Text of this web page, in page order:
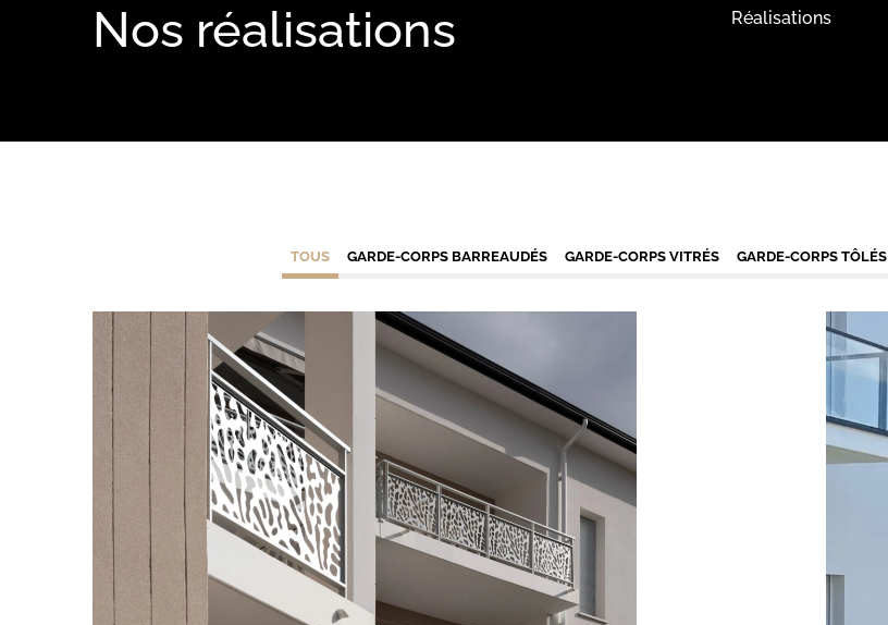
Nos réalisations Réalisations
GARDE-CORPS BARREAUDÉS GARDE-CORPS VITRÉS GARDE-CORPS TÔLÉS
TOUS